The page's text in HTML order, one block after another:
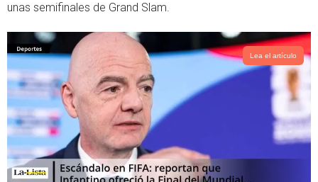
unas semifinales de Grand Slam.
Lea el artículo